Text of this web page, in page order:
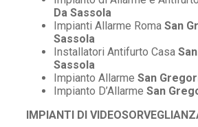
Da Sassola
Impianti Allarme Roma San
Sassola
Installatori Antifurto Casa
Sassola
Impianto Allarme San
Impianto D’Allarme San
IMPIANTI DI